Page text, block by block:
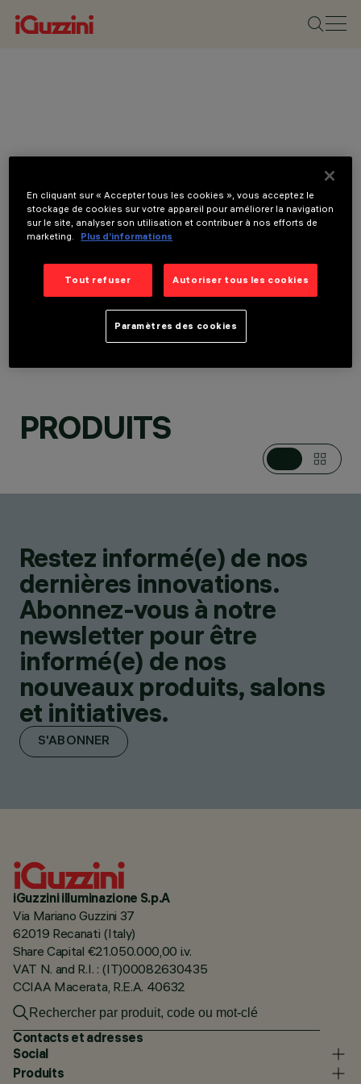
DOWNLIGHTS ET
PRODUITS
129
PRODUITS
Restez informé(e) de nos
dernières innovations.
Abonnez-vous à notre
newsletter pour être
informé(e) de nos
nouveaux produits, salons
et initiatives.
S'ABONNER
iGuzzini illuminazione S.p.A
Via Mariano Guzzini 37
62019 Recanati (Italy)
Share Capital €21.050.000,00 i.v.
VAT N. and R.I. : (IT)00082630435
CCIAA Macerata, R.E.A. 40632
Contacts et adresses
Social
Produits
En cliquant sur « Accepter tous les cookies », vous acceptez le
stockage de cookies sur votre appareil pour améliorer la navigation
sur le site, analyser son utilisation et contribuer à nos efforts de
marketing.
Plus d’informations
Tout refuser Autoriser tous les cookies
Paramètres des cookies